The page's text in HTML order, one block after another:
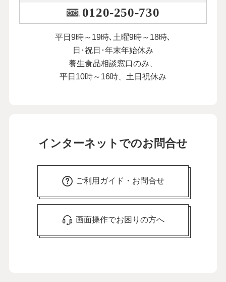
0120-250-730
平日9時～19時､土曜9時～18時､
日･祝日･年末年始休み
養生食品相談窓口のみ、
平日10時～16時、土日祝休み
インターネットでのお問合せ
ご利用ガイド・お問合せ
画面操作でお困りの方へ